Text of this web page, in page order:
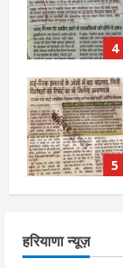
5
1
हरियाणा न्यूज़